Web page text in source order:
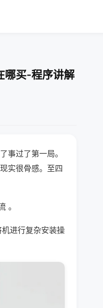
哪买-程序讲解
事过了第一局。
实很骨感。至四
。
进行复杂安装操